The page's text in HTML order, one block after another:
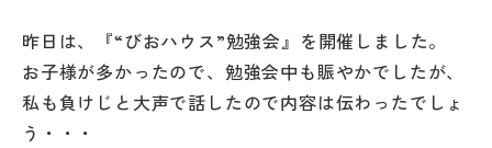
昨日は、『“びおハウス”勉強会』を開催しました。
お子様が多かったので、勉強会中も賑やかでしたが、
私も負けじと大声で話したので内容は伝わったでしょ
う・・・